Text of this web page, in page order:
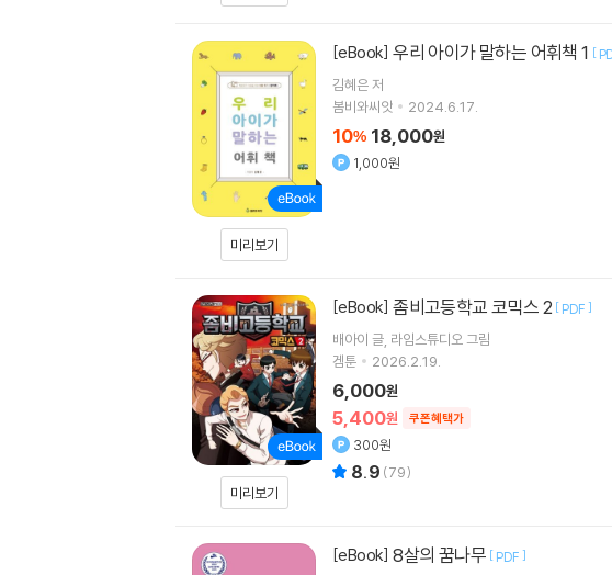
미리보기
[eBook] 우리 아이가 말하는 어휘책 1 [
김혜은 저
봄비와씨앗
2024.6.17.
10% 18,000원
1,000원
미리보기
[eBook] 좀비고등학교 코믹스 2 [ PDF ]
배아이 글 라임스튜디오 그림
겜툰
2026.2.19.
5,400원 쿠폰혜택가
6,000원
300원
8.9 (79)
[eBook] 8살의 꿈나무 [ PDF ]